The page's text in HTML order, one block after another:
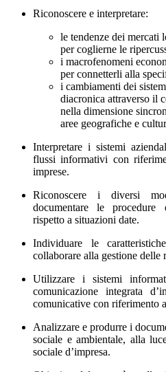
Riconoscere e interpretare:
le tendenze dei mercati
per coglierne le
i macrofenomeni
per connetterli alla
i cambiamenti dei
diacronica attraverso il
nella dimensione
aree geografiche e
Interpretare i sistemi
flussi informativi con
imprese.
Riconoscere i diversi
documentare le
rispetto a situazioni date.
Individuare le
collaborare alla gestione delle
Utilizzare i sistemi
comunicazione integrata
comunicative con riferimento
Analizzare e produrre i
sociale e ambientale, alla
sociale d’impresa.